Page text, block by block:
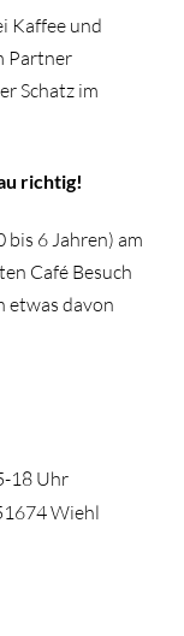
Kaffee und
Partner
Schatz im
richtig!
6 Jahren) am
Café Besuch
etwas davon
18 Uhr
Wiehl